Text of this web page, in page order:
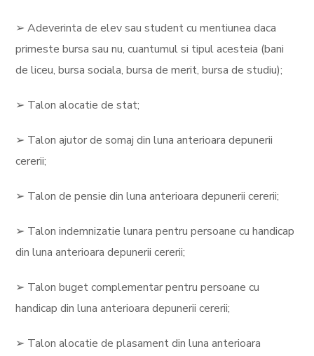
➢ Adeverinta de elev sau student cu mentiunea daca
primeste bursa sau nu, cuantumul si tipul acesteia (bani
de liceu, bursa sociala, bursa de merit, bursa de studiu);
➢ Talon alocatie de stat;
➢ Talon ajutor de somaj din luna anterioara depunerii
cererii;
➢ Talon de pensie din luna anterioara depunerii cererii;
➢ Talon indemnizatie lunara pentru persoane cu handicap
din luna anterioara depunerii cererii;
➢ Talon buget complementar pentru persoane cu
handicap din luna anterioara depunerii cererii;
➢ Talon alocatie de plasament din luna anterioara